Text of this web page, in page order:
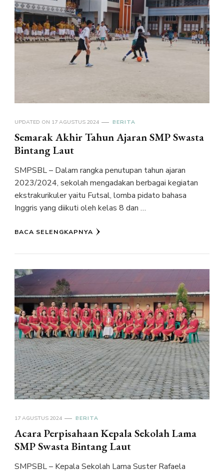
UPDATED ON 17 AGUSTUS 2024 BERITA
Semarak Akhir Tahun Ajaran SMP Swasta
Bintang Laut
SMPSBL – Dalam rangka penutupan tahun ajaran
2023/2024, sekolah mengadakan berbagai kegiatan
ekstrakurikuler yaitu Futsal, lomba pidato bahasa
Inggris yang diikuti oleh kelas 8 dan …
BACA SELENGKAPNYA
17 AGUSTUS 2024 BERITA
Acara Perpisahaan Kepala Sekolah Lama
SMP Swasta Bintang Laut
SMPSBL – Kepala Sekolah Lama Suster Rafaela